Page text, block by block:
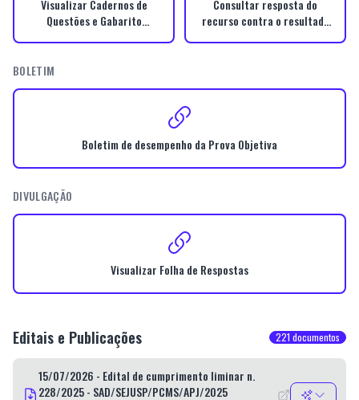
Visualizar Cadernos de
Questões e Gabarito
Consultar resposta do
recurso contra o resultado
BOLETIM
Boletim de desempenho da Prova Objetiva
DIVULGAÇÃO
Visualizar Folha de Respostas
Editais e Publicações 221 documentos
15/07/2026 - Edital de cumprimento liminar n.
228/2025 - SAD/SEJUSP/PCMS/APJ/2025